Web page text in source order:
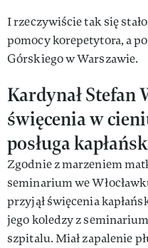
I rzeczywiście tak się
pomocy korepetytora, a
Górskiego w Warszawie.
Kardynał Stefan
święcenia w
posługa
Zgodnie z marzeniem
seminarium we
przyjął święcenia
jego koledzy z
szpitalu. Miał zapalenie